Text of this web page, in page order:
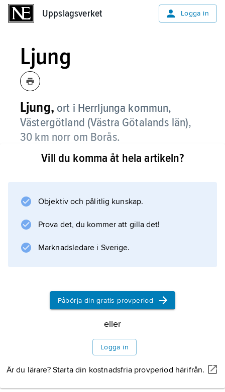
Uppslagsverket Logga in
Ljung
Ljung, ort i Herrljunga kommun,
Västergötland (Västra Götalands län),
30 km norr om Borås.
I Ljung, som ligger vid järnvägen Borås–
och Ljung.
Information om artikeln
Vill du komma åt hela artikeln?
Objektiv och pålitlig kunskap.
Prova det, du kommer att gilla det!
Marknadsledare i Sverige.
Påbörja din gratis provperiod
eller
Logga in
Är du lärare? Starta din kostnadsfria provperiod härifrån.